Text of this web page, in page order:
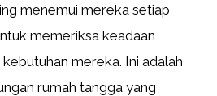
menemui mereka setiap
memeriksa keadaan
mereka. Ini adalah
rumah tangga yang